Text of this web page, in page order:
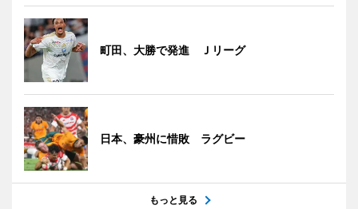
町田、大勝で発進 Ｊリーグ
日本、豪州に惜敗 ラグビー
もっと見る